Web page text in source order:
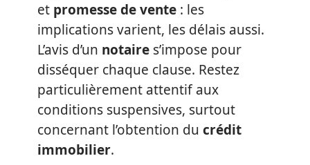
et promesse de vente : les
implications varient, les délais aussi.
L’avis d’un notaire s’impose pour
disséquer chaque clause. Restez
particulièrement attentif aux
conditions suspensives, surtout
concernant l’obtention du crédit
immobilier.